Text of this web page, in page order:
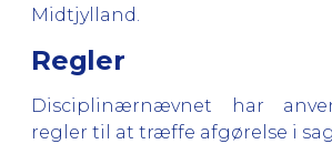
Midtjylland.
Regler
Disciplinærnævnet har
regler til at træffe afgørelse i